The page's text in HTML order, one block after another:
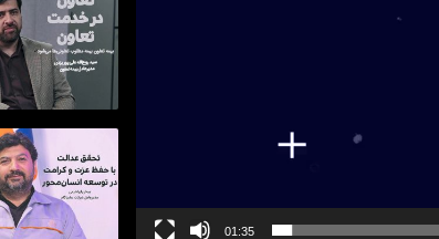
01:35